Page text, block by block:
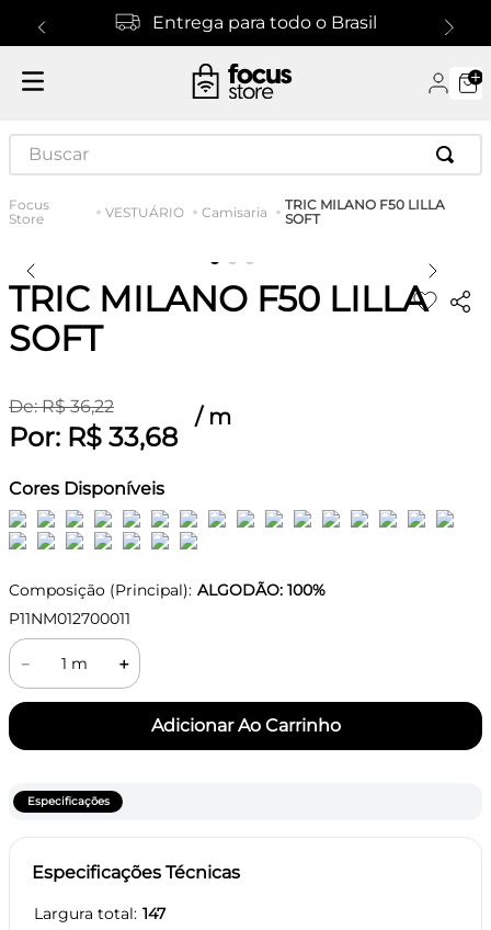
Entrega para todo o Brasil
Buscar
VESTUÁRIO Camisaria
TRIC MILANO F50 LILLA
SOFT
TRIC MILANO F50 LILLA
SOFT
De:R$ 36,22
Por: R$ 33,68
/ m
Cores Disponíveis
Composição (Principal): ALGODÃO: 100%
P11NM012700011
＋
－
Especificações
Especificações Técnicas
Largura total 147